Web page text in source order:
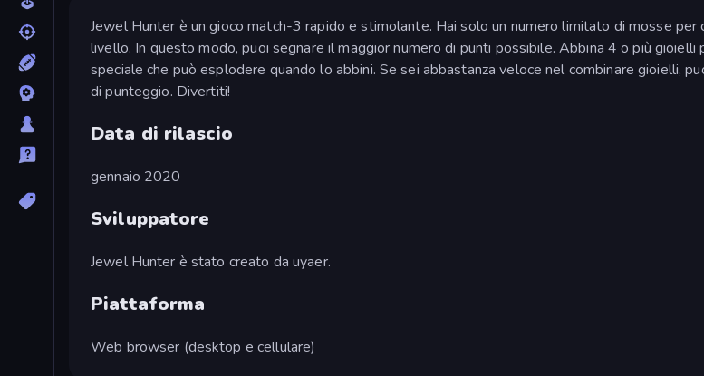
Jewel Hunter è un gioco match-3 rapido e stimolante. Hai solo un numero limitato di mosse
livello. In questo modo, puoi segnare il maggior numero di punti possibile. Abbina 4 o più
speciale che può esplodere quando lo abbini. Se sei abbastanza veloce nel combinare gioielli,
di punteggio. Divertiti!
Data di rilascio
gennaio 2020
Sviluppatore
Jewel Hunter è stato creato da uyaer.
Piattaforma
Web browser (desktop e cellulare)